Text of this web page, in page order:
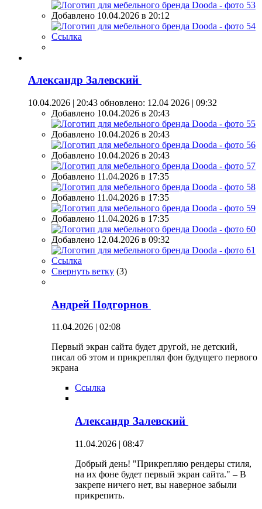
Добавлено 10.04.2026 в 20:12
Ссылка
Александр Залевский
10.04.2026 | 20:43 обновлено: 12.04 2026 | 09:32
Добавлено 10.04.2026 в 20:43
Добавлено 10.04.2026 в 20:43
Добавлено 10.04.2026 в 20:43
Добавлено 11.04.2026 в 17:35
Добавлено 11.04.2026 в 17:35
Добавлено 11.04.2026 в 17:35
Добавлено 12.04.2026 в 09:32
Ссылка
Свернуть ветку (3)
Андрей Подгорнов
11.04.2026 | 02:08
Первый экран сайта будет другой, не детский,
писал об этом и прикреплял фон будущего первого
экрана
Ссылка
Александр Залевский
11.04.2026 | 08:47
Добрый день! "Прикрепляю рендеры стиля,
на их фоне будет первый экран сайта." – В
закрепе ничего нет, вы наверное забыли
прикрепить.